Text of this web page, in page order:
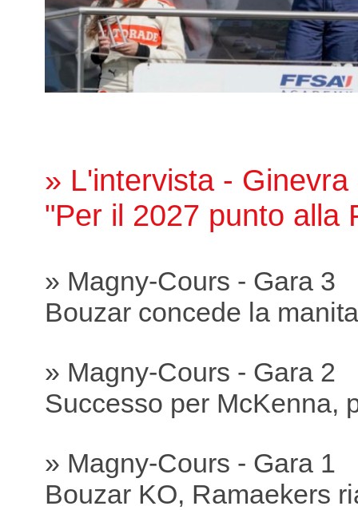
» L'intervista - Ginevra
"Per il 2027 punto alla
» Magny-Cours - Gara 3
Bouzar concede la manita
» Magny-Cours - Gara 2
Successo per McKenna,
» Magny-Cours - Gara 1
Bouzar KO, Ramaekers